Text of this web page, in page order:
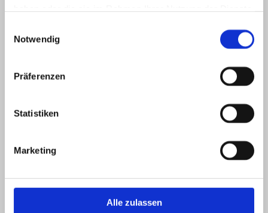
Notwendig
Präferenzen
Statistiken
Marketing
Alle zulassen
Lernen Sie unser Unternehmen kennen und lesen Sie
mehr über unseren Werdegang.
Sie haben Fragen oder benötigen ein Angebot? Nehmen
Mehr erfahren...